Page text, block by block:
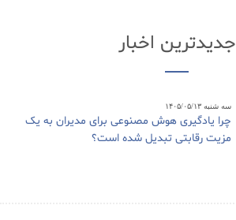
جدیدترین اخبار
سه شنبه ۱۴۰۵/۰۵/۱۳
چرا یادگیری هوش مصنوعی برای مدیران به یک
مزیت رقابتی تبدیل شده است؟